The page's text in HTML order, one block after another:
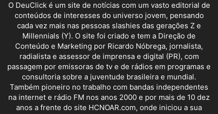
O DeuClick é um site de notícias com um vasto editorial de
conteúdos de interesses do universo jovem, pensando
cada vez mais nas pessoas slashies das gerações Z e
Millennials (Y). O site foi criado e tem a Direção de
Conteúdo e Marketing por Ricardo Nóbrega, jornalista,
radialista e assessor de imprensa e digital (PR), com
passagem por emissoras de tv e de rádios em programas e
consultoria sobre a juventude brasileira e mundial.
Também pioneiro no trabalho com bandas independentes
na internet e rádio FM nos anos 2000 e por mais de 10 dez
anos a frente do site HCNOAR.com, onde iniciou a sua